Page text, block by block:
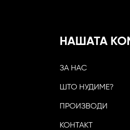
НАШАТА
ЗА НАС
ШТО НУДИМЕ?
ПРОИЗВОДИ
КОНТАКТ